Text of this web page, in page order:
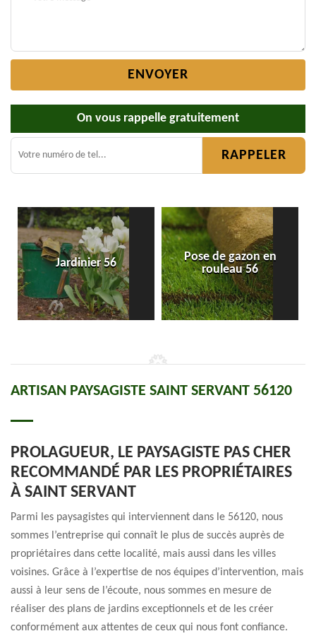
On vous rappelle gratuitement
Jardinier 56
Pose de gazon en
rouleau 56
ARTISAN PAYSAGISTE SAINT SERVANT 56120
PROLAGUEUR, LE PAYSAGISTE PAS CHER
RECOMMANDÉ PAR LES PROPRIÉTAIRES
À SAINT SERVANT
Parmi les paysagistes qui interviennent dans le 56120, nous
sommes l’entreprise qui connaît le plus de succès auprès de
propriétaires dans cette localité, mais aussi dans les villes
voisines. Grâce à l’expertise de nos équipes d’intervention, mais
aussi à leur sens de l’écoute, nous sommes en mesure de
réaliser des plans de jardins exceptionnels et de les créer
conformément aux attentes de ceux qui nous font confiance.